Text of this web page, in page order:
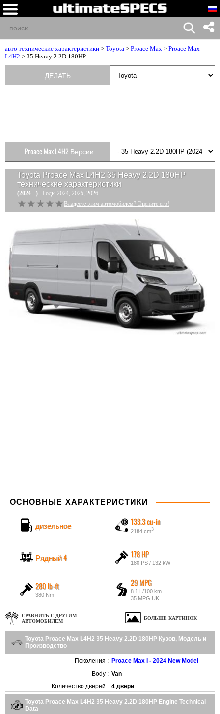
авто технические характеристики > Toyota > Proace Max > Proace Max
L4H2 > 35 Heavy 2.2D 180HP
Toyota Proace Max L4H2 35 Heavy 2.2D 180HP
технические характеристики
(2024 - ) - Годы 2024, 2025, 2026
★★★★★
★★★★★ Владеете этим автомобилем? Оцените его!
ОСНОВНЫЕ ХАРАКТЕРИСТИКИ
дизельное 133.3 cu-in
2184 cm3
Рядный 4 178 HP
180 PS / 132 kW
280 lb-ft
380 Nm
29 MPG
8.1 L/100 km
35 MPG UK
СРАВНИТЬ С ДРУГИМ
АВТОМОБИЛЕМ
БОЛЬШЕ КАРТИНОК
Toyota Proace Max L4H2 35 Heavy 2.2D 180HP Кузов, Модель и
Производство
Поколения : Proace Max I - 2024 New Model
Body : Van
Количество дверей : 4 двери
Toyota Proace Max L4H2 35 Heavy 2.2D 180HP Engine Technical
Data
ДЕЛАТЬ
Proace Max L4H2 Версии